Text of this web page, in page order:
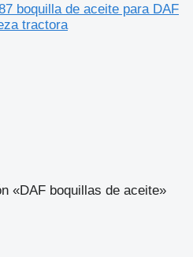
boquilla de aceite para DAF
tractora
«DAF boquillas de aceite»